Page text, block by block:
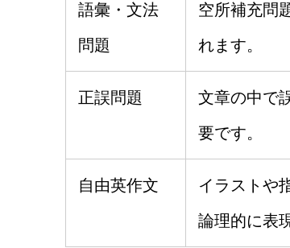
語彙・文法
問題
空所補充問
れます。
正誤問題
文章の中で
要です。
自由英作文
イラストや
論理的に表